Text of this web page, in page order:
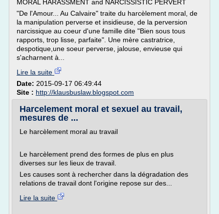
MORAL HARASSMENT and NARCISSISTIC PERVERT
"De l'Amour... Au Calvaire" traite du harcèlement moral, de
la manipulation perverse et insidieuse, de la perversion
narcissique au coeur d'une famille dite "Bien sous tous
rapports, trop lisse, parfaite". Une mère castratrice,
despotique,une soeur perverse, jalouse, envieuse qui
s'acharnent à...
Lire la suite
Date: 2015-09-17 06:49:44
Site : http://klausbuslaw.blogspot.com
Harcelement moral et sexuel au travail,
mesures de ...
Le harcèlement moral au travail
Le harcèlement prend des formes de plus en plus
diverses sur les lieux de travail.
Les causes sont à rechercher dans la dégradation des
relations de travail dont l'origine repose sur des...
Lire la suite